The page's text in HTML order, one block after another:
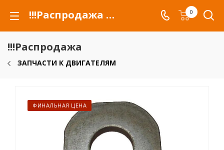
!!!Распродажа для автомобилей российских марок и сельхозтехники 0
!!!Распродажа
ЗАПЧАСТИ К ДВИГАТЕЛЯМ
ФИНАЛЬНАЯ ЦЕНА